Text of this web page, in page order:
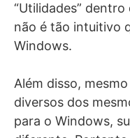
“Utilidades” dentro
não é tão intuitivo
Windows.
Além disso,
diversos dos
para o Windows,